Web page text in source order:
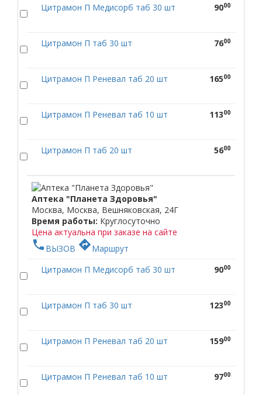
Цитрамон П Медисорб таб 30 шт
9000
Цитрамон П таб 30 шт 7600
Цитрамон П Реневал таб 20 шт 16500
Цитрамон П Реневал таб 10 шт 11300
Цитрамон П таб 20 шт 5600
Аптека "Планета Здоровья"
Москва, Москва, Вешняковская, 24Г
Время работы: Круглосуточно
Цена актуальна при заказе на сайте
phone ВЫЗОВ directionsМаршрут
Цитрамон П Медисорб таб 30 шт
9000
Цитрамон П таб 30 шт 12300
Цитрамон П Реневал таб 20 шт 15900
Цитрамон П Реневал таб 10 шт 9700